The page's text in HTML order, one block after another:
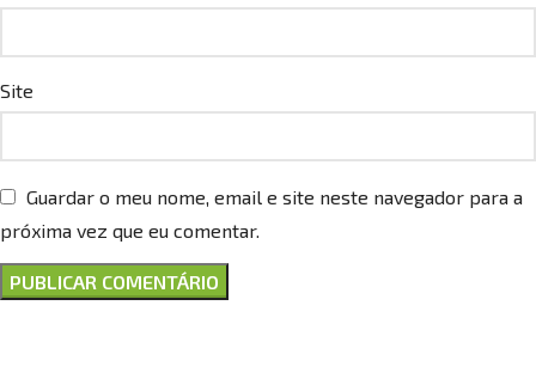
Site
Guardar o meu nome, email e site neste navegador para a
próxima vez que eu comentar.